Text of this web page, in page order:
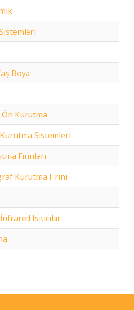
Boya
Ön Kurutma
Sistemleri
Fırınları
Kurutma Fırını
Isıtıcılar